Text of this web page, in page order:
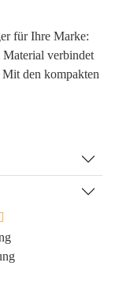
für Ihre Marke:
Material verbindet
den kompakten
von nur 54 g ist
Sie eine
präsent und
Produkts zeigt
Marke in den